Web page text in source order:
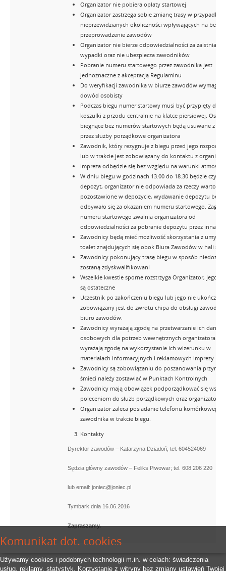
Komunikat dot. cookies
Używamy cookies i podobnych technologii m.in. w celach: świadczenia
usług, reklamy, statystyk. Korzystanie z witryny bez zmiany ustawień Twojej
Organizator nie pobiera opłaty startowej
Organizator zastrzega sobie zmianę trasy w przypadku
nieprzewidzianych okoliczności wpływających na
przeprowadzenie zawodów
Organizator nie bierze odpowiedzialności za zaistniałe
wypadki oraz nie ubezpiecza zawodników
Pobranie numeru startowego przez zawodnika jest
jednoznaczne z akceptacją Regulaminu
Do weryfikacji zawodnika w biurze zawodów
dowód osobisty
Podczas biegu numer startowy musi być przypięty do
koszulki z przodu centralnie na klatce piersiowej. Osoby
biegnące bez numerów startowych będą usuwane z
przez służby porządkowe organizatora
Zawodnik, który rezygnuje z biegu przed jego
lub w trakcie jest zobowiązany do kontaktu z
Impreza odbędzie się bez względu na warunki
W dniu biegu w godzinach 13.00 do 18.30 będzie czynny
depozyt, organizator nie odpowiada za rzeczy
pozostawione w depozycie, wydawanie depozytu
odbywało się za okazaniem numeru startowego.
numeru startowego zwalnia organizatora od
odpowiedzialności za pobranie depozytu przez inna
Zawodnicy będą mieć możliwość skorzystania z
toalet znajdujących się obok Biura Zawodów w hali
Zawodnicy pokonujący trasę biegu w sposób
zostaną zdyskwalifikowani
Wszelkie kwestie sporne rozstrzyga Organizator, jego
są ostateczne
Uczestnik po zakończeniu biegu lub jego nie
zobowiązany jest do zwrotu chipa do obsługi zawodów
biuro zawodów.
Zawodnicy wyrażają zgodę na przetwarzanie ich danych
osobowych dla potrzeb wewnętrznych organizatora a
wyrażają zgodę na wykorzystanie ich wizerunku w
materiałach informacyjnych i reklamowych imprezy
Zawodnicy są zobowiązaniu do poszanowania
śmieci należy zostawiać w Punktach Kontrolnych
Zawodnicy mają obowiązek podporządkować się
poleceniom do służb porządkowych oraz organizatora
Organizator zaleca posiadanie telefonu komórkowego
zawodnika w trakcie biegu.
Kontakty
Dyrektor zawodów – Katarzyna Dziadoń; tel. 604524069
Sędzia główny zawodów – Feliks Piwowar; tel. 608 206 220
lub email: joniec@joniec.pl
Tymbark dnia 16.06.2016
Zapraszamy.